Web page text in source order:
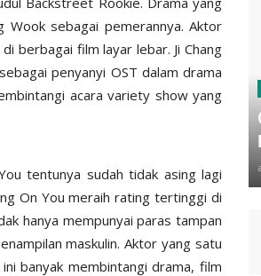
Wook sebagai pemerannya. Aktor
berbagai film layar lebar. Ji Chang
penyanyi OST dalam drama
acara variety show yang
tentunya sudah tidak asing lagi
On You meraih rating tertinggi di
hanya mempunyai paras tampan
maskulin. Aktor yang satu
banyak membintangi drama, film